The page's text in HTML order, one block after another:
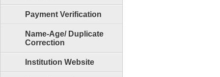
Payment Verification
Name-Age/ Duplicate
Correction
Institution Website